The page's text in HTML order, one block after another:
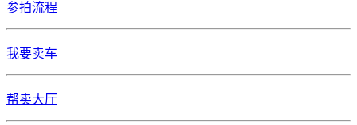
参拍流程
我要卖车
帮卖大厅